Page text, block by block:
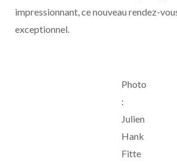
impressionnant, ce nouveau rendez-
exceptionnel.
Photo
:
Julien
Hank
Fitte